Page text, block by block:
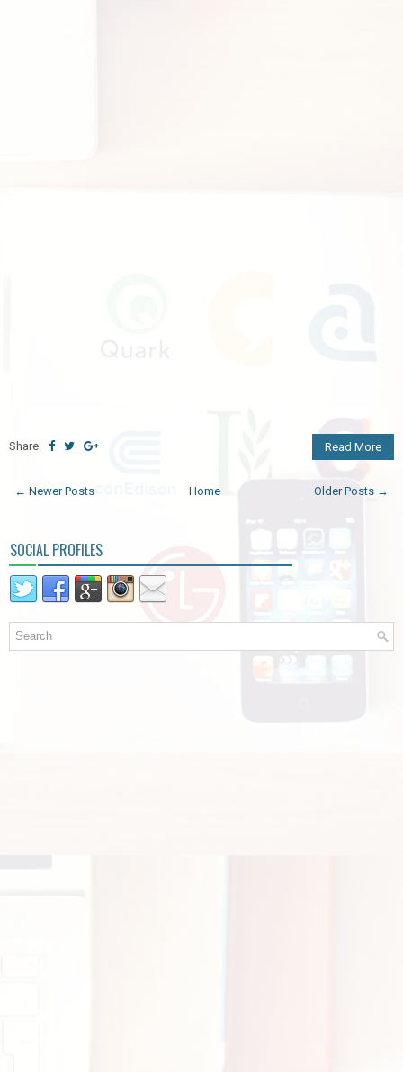
Share: Read More
← Newer Posts Older Posts →
Home
SOCIAL PROFILES